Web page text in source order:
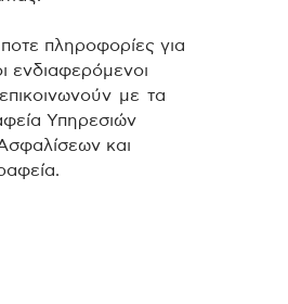
πληροφορίες για
ενδιαφερόμενοι
με τα
Υπηρεσιών
και